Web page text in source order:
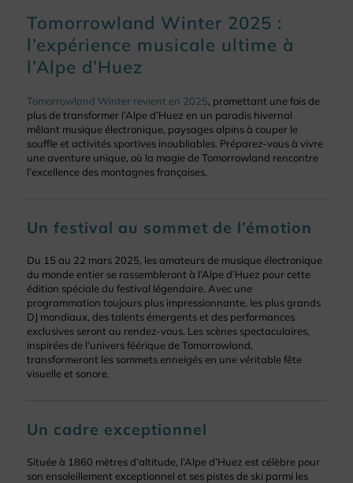
Tomorrowland Winter 2025 :
l’expérience musicale ultime à
l’Alpe d’Huez
Tomorrowland Winter revient en 2025, promettant une fois de
plus de transformer l’Alpe d’Huez en un paradis hivernal
mêlant musique électronique, paysages alpins à couper le
souffle et activités sportives inoubliables. Préparez-vous à vivre
une aventure unique, où la magie de Tomorrowland rencontre
l’excellence des montagnes françaises.
Un festival au sommet de l’émotion
Du 15 au 22 mars 2025, les amateurs de musique électronique
du monde entier se rassembleront à l’Alpe d’Huez pour cette
édition spéciale du festival légendaire. Avec une
programmation toujours plus impressionnante, les plus grands
DJ mondiaux, des talents émergents et des performances
exclusives seront au rendez-vous. Les scènes spectaculaires,
inspirées de l’univers féérique de Tomorrowland,
transformeront les sommets enneigés en une véritable fête
visuelle et sonore.
Un cadre exceptionnel
Située à 1860 mètres d’altitude, l’Alpe d’Huez est célèbre pour
son ensoleillement exceptionnel et ses pistes de ski parmi les